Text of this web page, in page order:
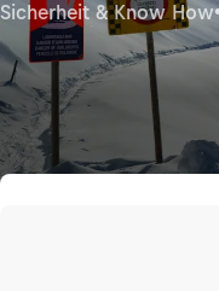
Sicherheit & Know How